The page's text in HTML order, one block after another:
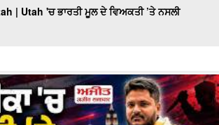
| Utah 'ਚ ਭਾਰਤੀ ਮੂਲ ਦੇ ਵਿਅਕਤੀ ’ਤੇ ਨਸਲੀ